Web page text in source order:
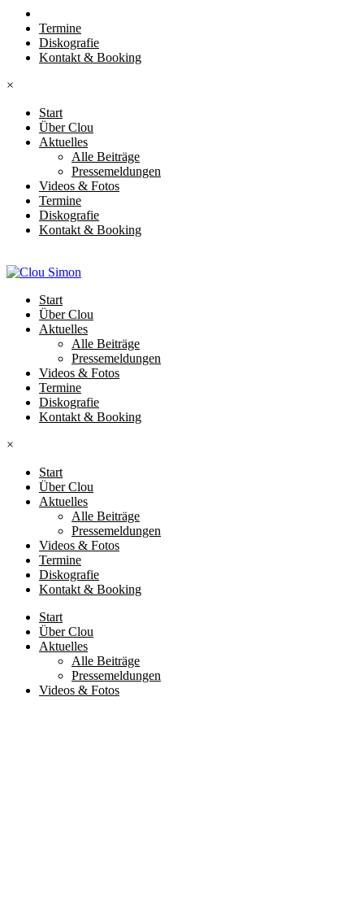
Termine
Diskografie
Kontakt & Booking
×
Start
Über Clou
Aktuelles
Alle Beiträge
Pressemeldungen
Videos & Fotos
Termine
Diskografie
Kontakt & Booking
Start
Über Clou
Aktuelles
Alle Beiträge
Pressemeldungen
Videos & Fotos
Termine
Diskografie
Kontakt & Booking
×
Start
Über Clou
Aktuelles
Alle Beiträge
Pressemeldungen
Videos & Fotos
Termine
Diskografie
Kontakt & Booking
Start
Über Clou
Aktuelles
Alle Beiträge
Pressemeldungen
Videos & Fotos